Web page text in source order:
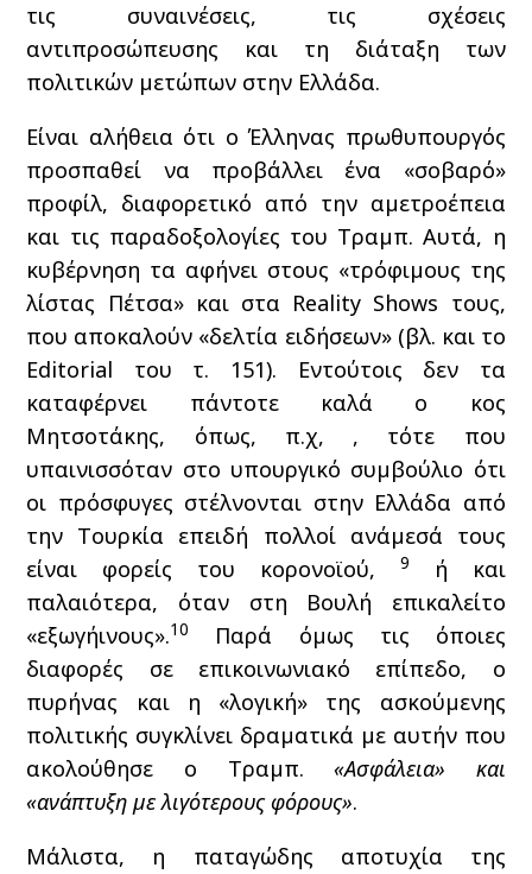
τις συναινέσεις, τις σχέσεις
αντιπροσώπευσης και τη διάταξη των
πολιτικών μετώπων στην Ελλάδα.
Είναι αλήθεια ότι ο Έλληνας πρωθυπουργός
προσπαθεί να προβάλλει ένα «σοβαρό»
προφίλ, διαφορετικό από την αμετροέπεια
και τις παραδοξολογίες του Τραμπ. Αυτά, η
κυβέρνηση τα αφήνει στους «τρόφιμους της
λίστας Πέτσα» και στα Reality Shows τους,
που αποκαλούν «δελτία ειδήσεων» (βλ. και το
Editorial του τ. 151). Εντούτοις δεν τα
καταφέρνει πάντοτε καλά ο κος
Μητσοτάκης, όπως, π.χ, , τότε που
υπαινισσόταν στο υπουργικό συμβούλιο ότι
οι πρόσφυγες στέλνονται στην Ελλάδα από
την Τουρκία επειδή πολλοί ανάμεσά τους
είναι φορείς του κορονοϊού,
9
ή και
παλαιότερα, όταν στη Βουλή επικαλείτο
«εξωγήινους».10
Παρά όμως τις όποιες
διαφορές σε επικοινωνιακό επίπεδο, ο
πυρήνας και η «λογική» της ασκούμενης
πολιτικής συγκλίνει δραματικά με αυτήν που
ακολούθησε ο Τραμπ. «Ασφάλεια» και
«ανάπτυξη με λιγότερους φόρους».
Μάλιστα, η παταγώδης αποτυχία της